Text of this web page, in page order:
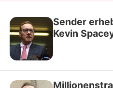
Sender
Kevin